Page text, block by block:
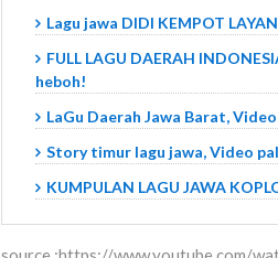
Lagu jawa DIDI KEMPOT
FULL LAGU DAERAH
heboh!
LaGu Daerah Jawa Barat,
Story timur lagu jawa, Video
KUMPULAN LAGU JAWA